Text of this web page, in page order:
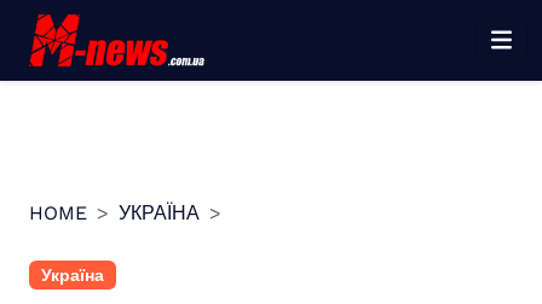
Перейти
вмісту
HOME УКРАЇНА
Україна